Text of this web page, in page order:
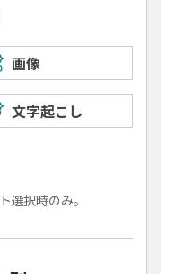
画像
文字起こし
選択時のみ。